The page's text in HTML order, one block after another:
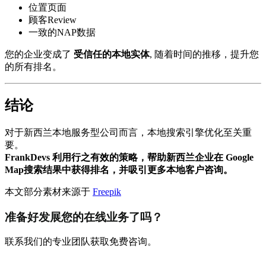
位置页面
顾客Review
一致的NAP数据
您的企业变成了 受信任的本地实体, 随着时间的推移，提升您
的所有排名。
结论
对于新西兰本地服务型公司而言，本地搜索引擎优化至关重
要。
FrankDevs 利用行之有效的策略，帮助新西兰企业在 Google
Map搜索结果中获得排名，并吸引更多本地客户咨询。
本文部分素材来源于 Freepik
准备好发展您的在线业务了吗？
联系我们的专业团队获取免费咨询。